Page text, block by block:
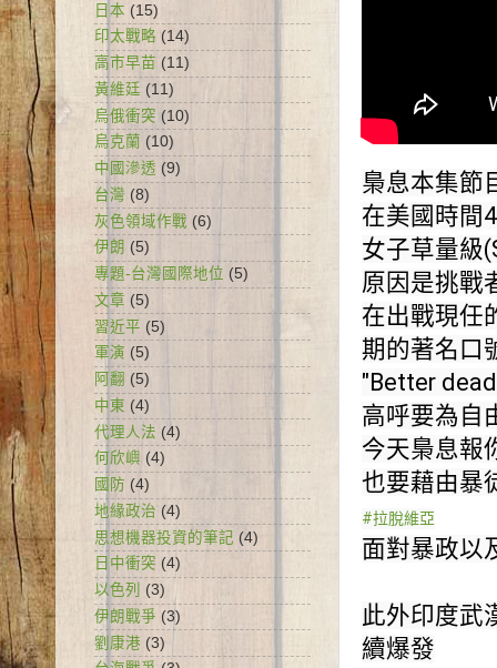
梟息本集節
在美國時間
女子草量級
原因是挑戰
在出戰現任
期的著名口
"Better
高呼要為自
今天梟息報
也要藉由暴
#拉脫維亞
面對暴政以
此外印度武
續爆發
日本 (15)
印太戰略 (14)
高市早苗 (11)
黃維廷 (11)
烏俄衝突 (10)
烏克蘭 (10)
中國滲透 (9)
台灣 (8)
灰色領域作戰 (6)
伊朗 (5)
專題-台灣國際地位 (5)
文章 (5)
習近平 (5)
軍演 (5)
阿翻 (5)
中東 (4)
代理人法 (4)
何欣嶼 (4)
國防 (4)
地緣政治 (4)
思想機器投資的筆記 (4)
日中衝突 (4)
以色列
(3)
伊朗戰爭 (3)
劉康港 (3)